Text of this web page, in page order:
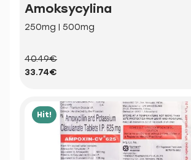
Amoksycylina
250mg | 500mg
40.49€
33.74€
Hit!